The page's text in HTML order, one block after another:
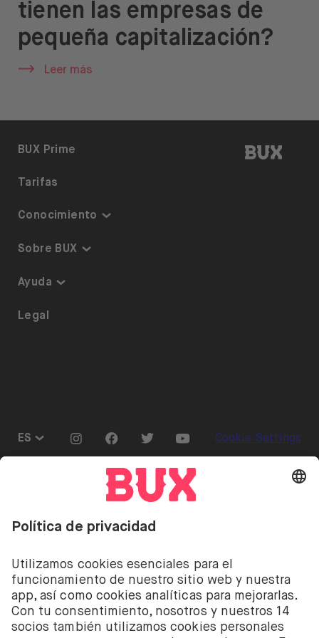
ES
Abrir menú de idiomas
tienen las empresas de
pequeña capitalización?
Leer más
BUX |
BUX Prime
Tarifas
Conocimiento
Inversiones temáticas
Calendario de dividendos
Sobre BUX
Garantía y Seguridad
Ayuda
Accesibilidad
Legal
ES
Abrir menú de idiomas
Go to "Instagram"
Go to "Facebook"
Go to "Twitter"
Go to "Youtube"
Cookie Settings
Invertir conlleva riesgos. Puedes perder tu depósito.
Invertir conlleva el riesgo de perder el dinero
ETF de BUX son proporcionados por la empresa
holandesa BUX B.V. BUX B.V. está registrada en la
Cámara de Comercio de Ámsterdam con el número
58403949. BUX B.V. está autorizada y regulada por la
Autoridad Financiera de los Mercados de los Países